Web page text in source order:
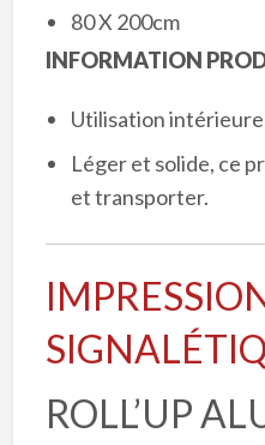
80 X 200cm
INFORMATION
Utilisation
Léger et solide, ce
et transporter.
ROLL’UP